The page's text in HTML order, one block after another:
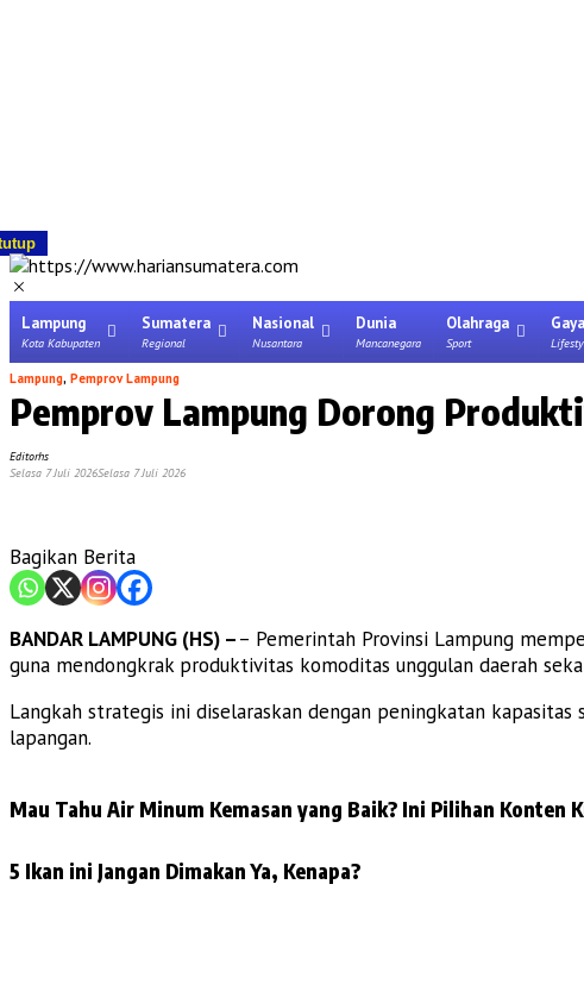
Lampung
Kota Kabupaten
Sumatera
Regional
Nasional
Nusantara
Dunia
Mancanegara
Olahraga
Sport
Lampung, Pemprov Lampung
Pemprov Lampung Dorong
Editorhs
Selasa 7 Juli 2026Selasa 7 Juli 2026
Bagikan Berita
BANDAR LAMPUNG (HS) –– Pemerintah Provinsi Lampung
guna mendongkrak produktivitas komoditas unggulan daerah
Langkah strategis ini diselaraskan dengan peningkatan
lapangan.
Mau Tahu Air Minum Kemasan yang Baik? Ini Pilihan Konten
5 Ikan ini Jangan Dimakan Ya, Kenapa?